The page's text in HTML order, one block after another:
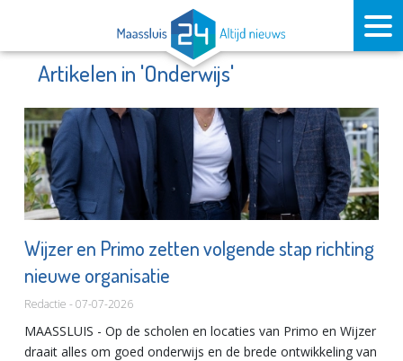
Artikelen in 'Onderwijs'
Wijzer en Primo zetten volgende stap richting
nieuwe organisatie
Redactie - 07-07-2026
MAASSLUIS - Op de scholen en locaties van Primo en Wijzer
draait alles om goed onderwijs en de brede ontwikkeling van